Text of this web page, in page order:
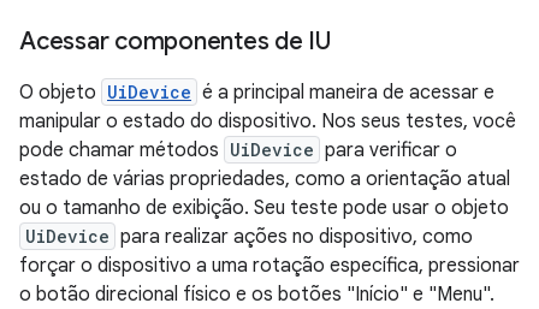
Acessar componentes de IU
O objeto UiDevice é a principal maneira de acessar e
manipular o estado do dispositivo. Nos seus testes, você
pode chamar métodos UiDevice para verificar o
estado de várias propriedades, como a orientação atual
ou o tamanho de exibição. Seu teste pode usar o objeto
UiDevice para realizar ações no dispositivo, como
forçar o dispositivo a uma rotação específica, pressionar
o botão direcional físico e os botões "Início" e "Menu".